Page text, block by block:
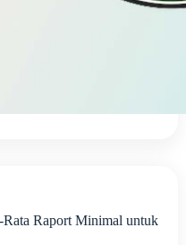
Raport Minimal untuk